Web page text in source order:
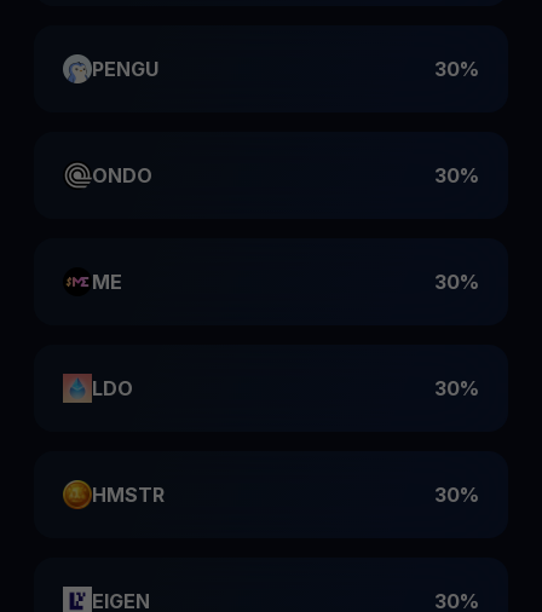
PENGU 30%
ONDO 30%
ME 30%
LDO 30%
HMSTR 30%
EIGEN 30%